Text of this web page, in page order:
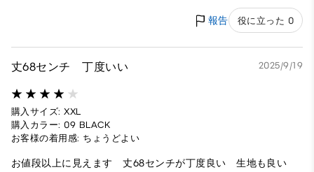
報告 役に立った 0
丈68センチ 丁度いい 2025/9/19
購入サイズ: XXL
購入カラー: 09 BLACK
お客様の着用感: ちょうどよい
お値段以上に見えます 丈68センチが丁度良い 生地も良い